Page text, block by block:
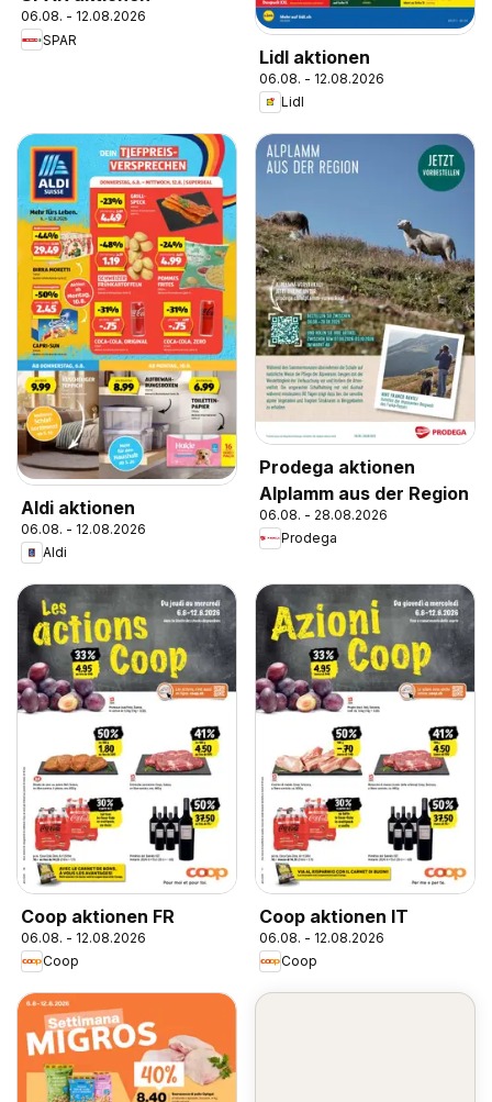
06.08. - 12.08.2026
SPAR
Lidl aktionen
06.08. - 12.08.2026
Lidl
Aldi aktionen
06.08. - 12.08.2026
Aldi
Prodega aktionen
Alplamm aus der Region
06.08. - 28.08.2026
Prodega
Coop aktionen FR
06.08. - 12.08.2026
Coop
Coop aktionen IT
06.08. - 12.08.2026
Coop